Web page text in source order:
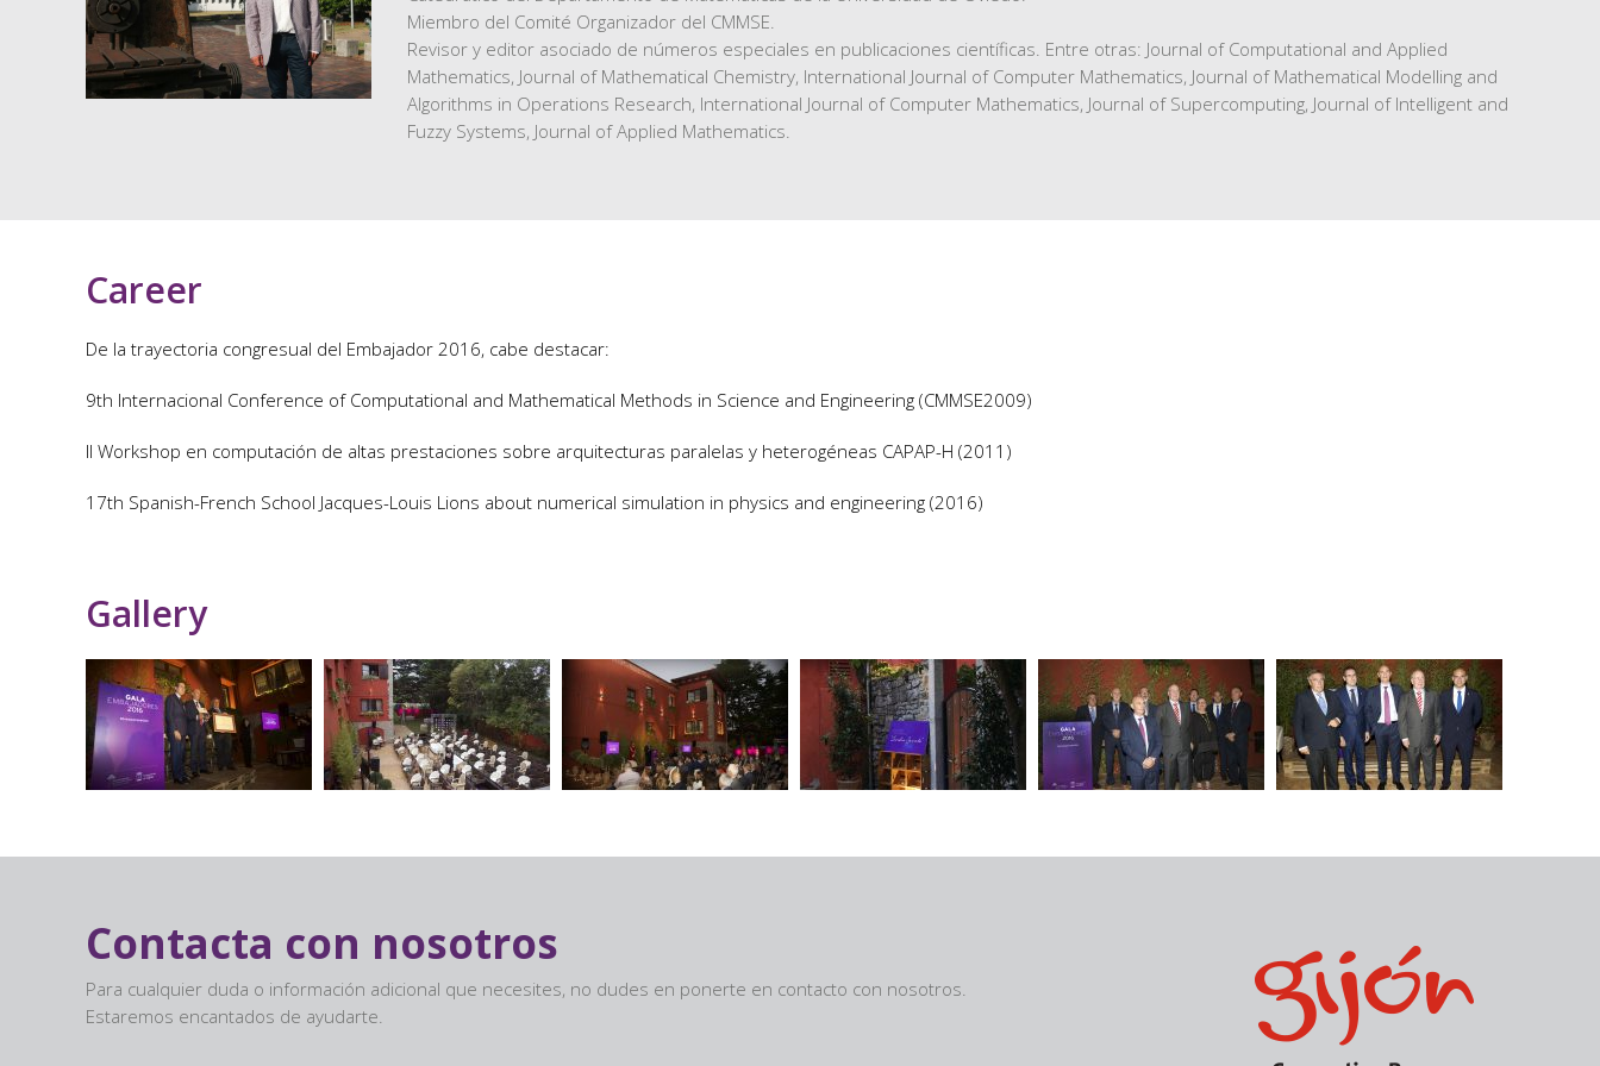
Miembro del Comité Organizador del CMMSE.
Revisor y editor asociado de números especiales en publicaciones científicas. Entre otras: Journal of Computational and Applied
Mathematics, Journal of Mathematical Chemistry, International Journal of Computer Mathematics, Journal of Mathematical Modelling and
Algorithms in Operations Research, International Journal of Computer Mathematics, Journal of Supercomputing, Journal of Intelligent and
Fuzzy Systems, Journal of Applied Mathematics.
Career
De la trayectoria congresual del Embajador 2016, cabe destacar:
9th Internacional Conference of Computational and Mathematical Methods in Science and Engineering (CMMSE2009)
II Workshop en computación de altas prestaciones sobre arquitecturas paralelas y heterogéneas CAPAP-H (2011)
17th Spanish-French School Jacques-Louis Lions about numerical simulation in physics and engineering (2016)
Gallery
Contacta con nosotros
Para cualquier duda o información adicional que necesites, no dudes en ponerte en contacto con nosotros.
Estaremos encantados de ayudarte.